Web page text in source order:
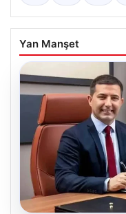
Yan Manşet